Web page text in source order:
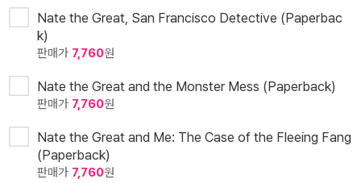
Nate the Great, San Francisco Detective (Paperbac
k)
판매가 7,760원
Nate the Great and the Monster Mess (Paperback)
판매가 7,760원
Nate the Great and Me: The Case of the Fleeing Fang
(Paperback)
판매가 7,760원